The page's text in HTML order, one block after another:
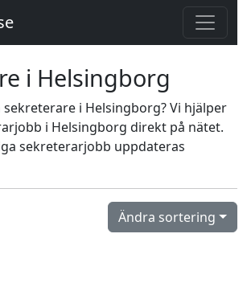
i Helsingborg
i Helsingborg? Vi hjälper
i Helsingborg direkt på nätet.
sekreterarjobb uppdateras
Ändra sortering